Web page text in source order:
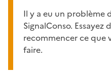
Il y a eu un problème
SignalConso.
recommencer ce que
faire.